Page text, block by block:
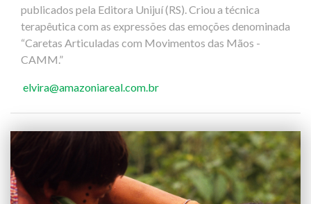
publicados pela Editora Unijuí (RS). Criou a técnica
terapêutica com as expressões das emoções denominada
“Caretas Articuladas com Movimentos das Mãos -
CAMM.”
elvira@amazoniareal.com.br